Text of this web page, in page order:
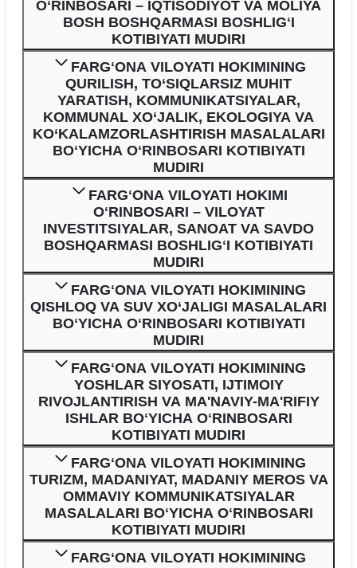
OʻRINBOSARI – IQTISODIYOT VA MOLIYA
BOSH BOSHQARMASI BOSHLIGʻI
KOTIBIYATI MUDIRI
FARGʻONA VILOYATI HOKIMINING
QURILISH, TO‘SIQLARSIZ MUHIT
YARATISH, KOMMUNIKATSIYALAR,
KOMMUNAL XO‘JALIK, EKOLOGIYA VA
KO‘KALAMZORLASHTIRISH MASALALARI
BOʻYICHA OʻRINBOSARI KOTIBIYATI
MUDIRI
FARGʻONA VILOYATI HOKIMI
OʻRINBOSARI – VILOYAT
INVESTITSIYALAR, SANOAT VA SAVDO
BOSHQARMASI BOSHLIGʻI KOTIBIYATI
MUDIRI
FARGʻONA VILOYATI HOKIMINING
QISHLOQ VA SUV XO‘JALIGI MASALALARI
BOʻYICHA OʻRINBOSARI KOTIBIYATI
MUDIRI
FARGʻONA VILOYATI HOKIMINING
YOSHLAR SIYOSATI, IJTIMOIY
RIVOJLANTIRISH VA MA'NAVIY-MA'RIFIY
ISHLAR BOʻYICHA OʻRINBOSARI
KOTIBIYATI MUDIRI
FARGʻONA VILOYATI HOKIMINING
TURIZM, MADANIYAT, MADANIY MEROS VA
OMMAVIY KOMMUNIKATSIYALAR
MASALALARI BOʻYICHA OʻRINBOSARI
KOTIBIYATI MUDIRI
FARGʻONA VILOYATI HOKIMINING